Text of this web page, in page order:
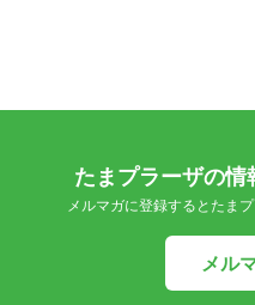
たまプラーザの
メルマガに登録するとたま
メル